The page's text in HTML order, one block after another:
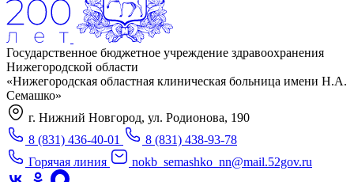
Государственное бюджетное учреждение здравоохранения
Нижегородской области
«Нижегородская областная клиническая больница имени Н.А.
Семашко»
г. Нижний Новгород, ул. Родионова, 190
8 (831) 436-40-01
8 (831) 438-93-78
Горячая линия
nokb_semashko_nn@mail.52gov.ru